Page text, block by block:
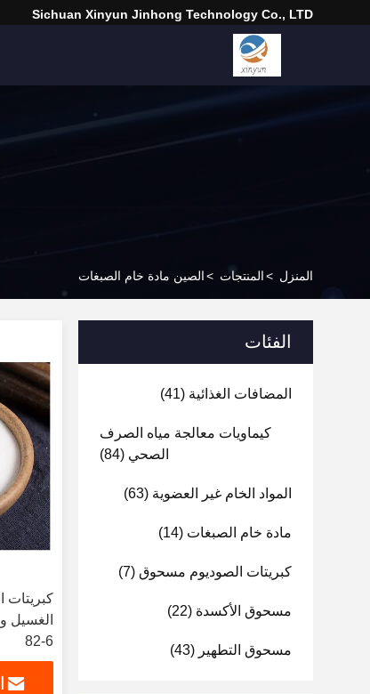
Sichuan Xinyun Jinhong Technology Co., LTD
المنزل >المنتجات >الصين مادة خام الصبغات
الفئات
المضافات الغذائية (41)
كيماويات معالجة مياه الصرف
الصحي (84)
المواد الخام غير العضوية (63)
مادة خام الصبغات (14)
كبريتات الصوديوم مسحوق (7)
مسحوق الأكسدة (22)
مسحوق التطهير (43)
82-6